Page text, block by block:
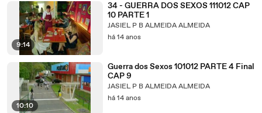
9:14
34 - GUERRA DOS SEXOS 111012 CAP
10 PARTE 1
JASIEL P B ALMEIDA ALMEIDA
há 14 anos
10:10
Guerra dos Sexos 101012 PARTE 4 Final
CAP 9
JASIEL P B ALMEIDA ALMEIDA
há 14 anos